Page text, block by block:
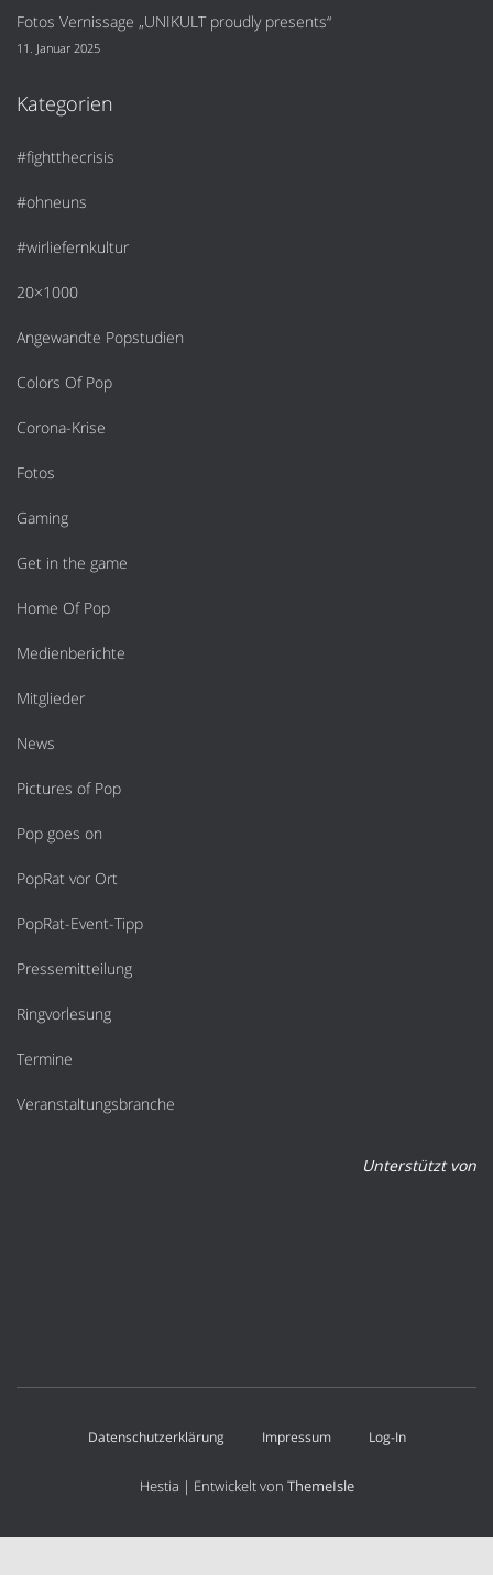
Fotos Vernissage „UNIKULT proudly presents“
11. Januar 2025
Kategorien
#fightthecrisis
#ohneuns
#wirliefernkultur
20×1000
Angewandte Popstudien
Colors Of Pop
Corona-Krise
Fotos
Gaming
Get in the game
Home Of Pop
Medienberichte
Mitglieder
News
Pictures of Pop
Pop goes on
PopRat vor Ort
PopRat-Event-Tipp
Pressemitteilung
Ringvorlesung
Termine
Veranstaltungsbranche
Unterstützt von
Datenschutzerklärung Impressum Log-In
Hestia | Entwickelt von ThemeIsle